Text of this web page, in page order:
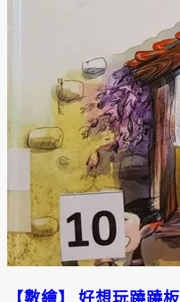
【數繪】 好想玩蹺蹺板